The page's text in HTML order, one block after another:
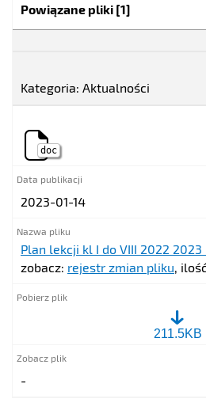
Kategoria:
Powiązane pliki [1]
Kategoria: Aktualności
doc
2023-01-14
Plan lekcji kl I do VIII 2022 2023
zobacz: rejestr zmian pliku,
kl
do
211.5KB
-